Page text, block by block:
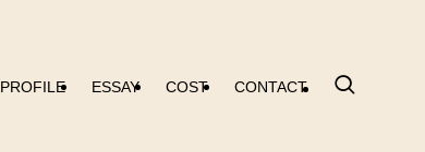
PROFILE ESSAY COST CONTACT